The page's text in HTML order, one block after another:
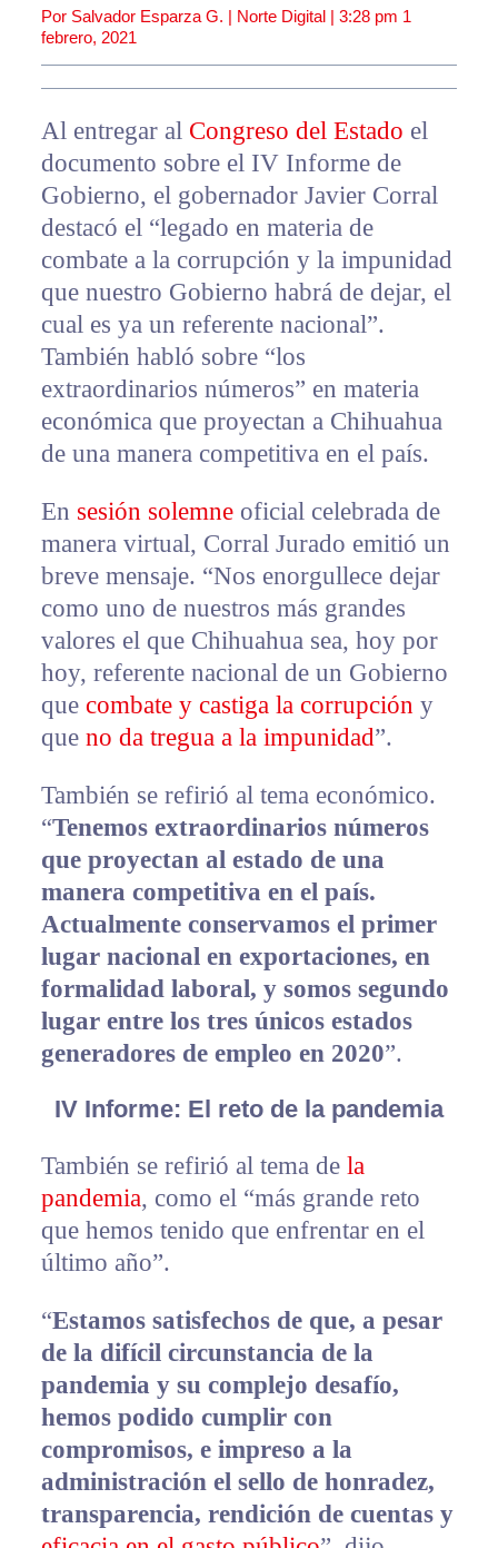
Por Salvador Esparza G. | Norte Digital | 3:28 pm 1
febrero, 2021
Al entregar al Congreso del Estado el
documento sobre el IV Informe de
Gobierno, el gobernador Javier Corral
destacó el “legado en materia de
combate a la corrupción y la impunidad
que nuestro Gobierno habrá de dejar, el
cual es ya un referente nacional”.
También habló sobre “los
extraordinarios números” en materia
económica que proyectan a Chihuahua
de una manera competitiva en el país.
En sesión solemneoficial celebrada de
manera virtual, Corral Jurado emitió un
breve mensaje. “Nos enorgullece dejar
como uno de nuestros más grandes
valores el que Chihuahua sea, hoy por
hoy, referente nacional de un Gobierno
que combate y castiga la corrupción y
que no da tregua a la impunidad”.
También se refirió al tema económico.
“Tenemos extraordinarios números
que proyectan al estado de una
manera competitiva en el país.
Actualmente conservamos el primer
lugar nacional en exportaciones, en
formalidad laboral, y somos segundo
lugar entre los tres únicos estados
generadores de empleo en 2020”.
IV Informe: El reto de la pandemia
También se refirió al tema de la
pandemia, como el “más grande reto
que hemos tenido que enfrentar en el
último año”.
“Estamos satisfechos de que, a pesar
de la difícil circunstancia de la
pandemia y su complejo desafío,
hemos podido cumplir con
compromisos, e impreso a la
administración el sello de honradez,
transparencia, rendición de cuentas y